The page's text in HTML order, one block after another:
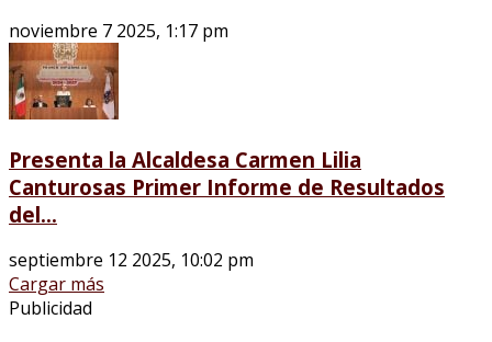
noviembre 7 2025, 1:17 pm
Presenta la Alcaldesa Carmen Lilia
Canturosas Primer Informe de Resultados
del...
septiembre 12 2025, 10:02 pm
Cargar más
Publicidad